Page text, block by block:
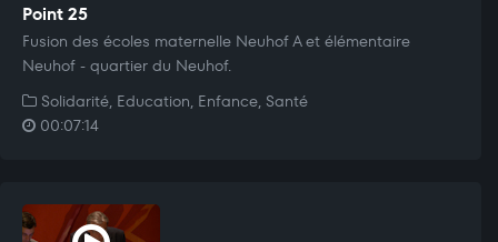
Point 25
Fusion des écoles maternelle Neuhof A et élémentaire
Neuhof - quartier du Neuhof.
Solidarité, Education, Enfance, Santé
00:07:14